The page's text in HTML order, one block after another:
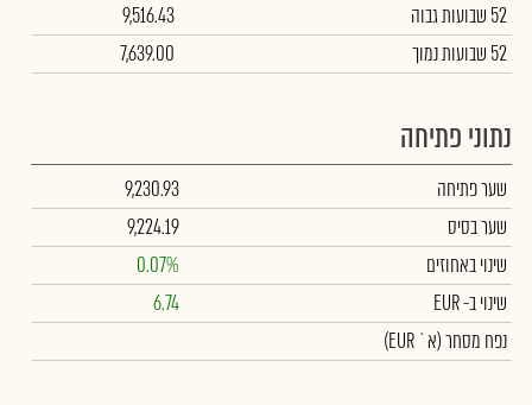
52 שבועות גבוה
9,516.43
52 שבועות נמוך
7,639.00
נתוני פתיחה
שער פתיחה
9,230.93
שער בסיס
9,224.19
שינוי באחוזים
0.07%
שינויב- EUR
6.74
נפח מסחר(א` EUR)